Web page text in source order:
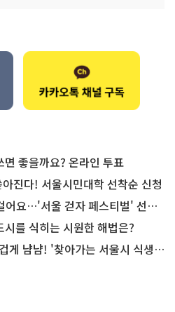
좋을까요? 온라인 투표
진다! 서울시민대학 선착순 신청
서울 걷자 페스티벌' 선착순 5천명
를 식히는 시원한 해법은?
냠! '찾아가는 서울시 식생활 교육' 현장